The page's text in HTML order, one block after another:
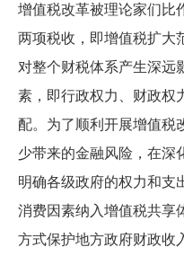
增值税改革被理论家们比
两项税收，即增值税扩大
对整个财税体系产生深远
素，即行政权力、财政权
配。为了顺利开展增值税
少带来的金融风险，在深
明确各级政府的权力和支
消费因素纳入增值税共享
方式保护地方政府财政收